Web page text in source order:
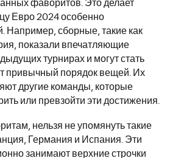
фаворитов. Это делает
Евро 2024 особенно
Например, сборные, такие как
показали впечатляющие
турнирах и могут стать
привычный порядок вещей. Их
другие команды, которые
или превзойти эти достижения.
нельзя не упомянуть такие
Германия и Испания. Эти
занимают верхние строчки